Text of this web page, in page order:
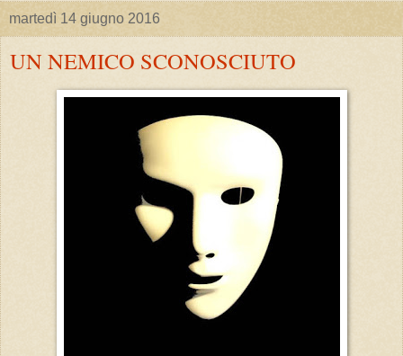
martedì 14 giugno 2016
UN NEMICO SCONOSCIUTO